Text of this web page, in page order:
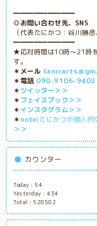
━━━━━━━━━
◎お問い合わせ先、SNS
（代表たにかつ：谷川勝彦
━━━━━━━━━
★応対時間は10時～21時
す。
＊メール tanicarts＠
＊電話 090-9106-9402
＊ ツイッター＞＞
＊ フェイスブック＞＞
＊ インスタグラム＞＞
＊ note(たにかつが個人的
＞＞
カウンター
Today : 54
Yesterday :434
Total : 528582